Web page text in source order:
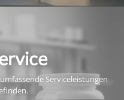
Serviceleistungen